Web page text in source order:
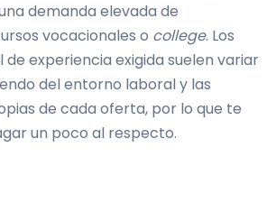
demanda elevada de
vocacionales o college. Los
de experiencia exigida suelen variar
del entorno laboral y las
de cada oferta, por lo que te
un poco al respecto.